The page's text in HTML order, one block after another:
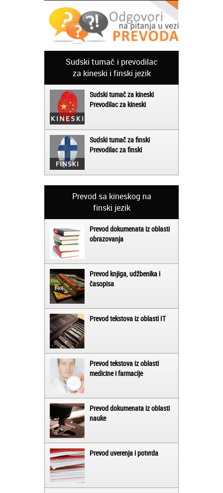
Sudski tumač i prevodilac
za kineski i finski jezik
Sudski tumač za kineski
Prevodilac za kineski
Sudski tumač za finski
Prevodilac za finski
Prevod sa kineskog na
finski jezik
Prevod dokumenata iz oblasti
obrazovanja
Prevod knjiga, udžbenika i
časopisa
Prevod tekstova iz oblasti IT
Prevod tekstova iz oblasti
medicine i farmacije
Prevod dokumenata iz oblasti
nauke
Prevod uverenja i potvrda